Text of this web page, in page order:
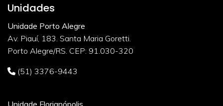
Unidades
Unidade Porto Alegre
Av. Piauí, 183. Santa Maria Goretti.
Porto Alegre/RS. CEP: 91.030-320
(51) 3376-9443
Unidade Florianópolis